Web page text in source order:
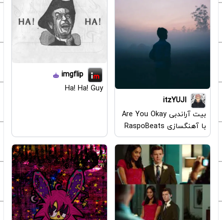
itzYUJI
بیت آراندبی Are You Okay
با آهنگسازی RaspoBeats
imgflip
Ha! Ha! Guy